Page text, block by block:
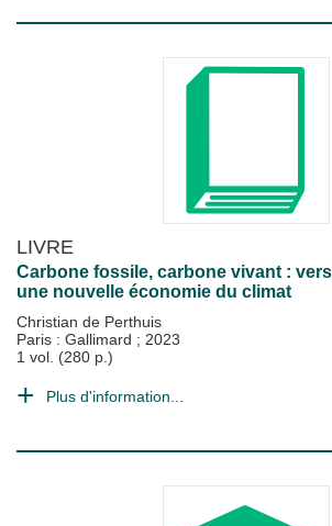
LIVRE
Carbone fossile, carbone vivant : vers
une nouvelle économie du climat
Christian de Perthuis
Paris : Gallimard ; 2023
1 vol. (280 p.)
Plus d'information...